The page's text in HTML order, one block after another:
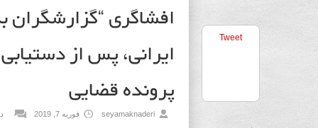
افشاگری
ایرانی، پس از
پرونده قضایی
seyamaknaderi فوریه 7, 2019
Tweet